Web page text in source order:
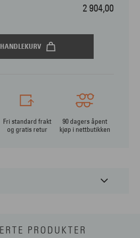
2 904,00
Fri standard frakt
og gratis retur
90 dagers åpent
kjøp i nettbutikken
PRODUKTER